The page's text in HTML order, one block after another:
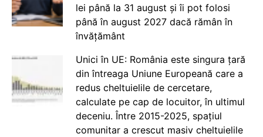
lei până la 31 august și îi pot folosi
până în august 2027 dacă rămân în
învățământ
Unici în UE: România este singura țară
din întreaga Uniune Europeană care a
redus cheltuielile de cercetare,
calculate pe cap de locuitor, în ultimul
deceniu. Între 2015-2025, spațiul
comunitar a crescut masiv cheltuielile